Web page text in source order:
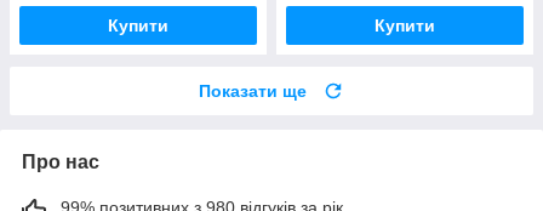
Купити Купити
Показати ще
Про нас